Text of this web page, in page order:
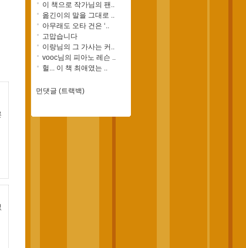
이 책으로 작가님의 팬..
옮긴이의 말을 그대로 ..
아무래도 오타 건은 ‘..
고맙습니다
이랑님의 그 가사는 커..
vooc님의 피아노 레슨 ..
헐... 이 책 최애였는 ..
먼댓글 (트랙백)